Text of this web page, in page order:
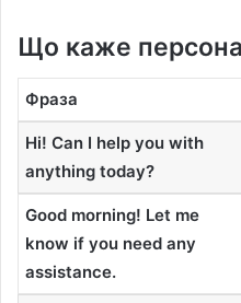
Що каже
Фраза
Hi! Can I help you with
anything today?
Good morning! Let me
know if you need any
assistance.